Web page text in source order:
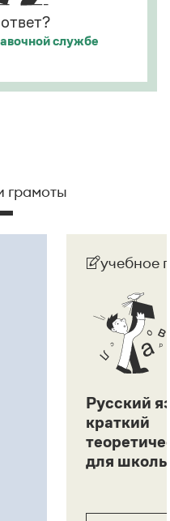
службе
грамоты
учебное
Русский
краткий
для